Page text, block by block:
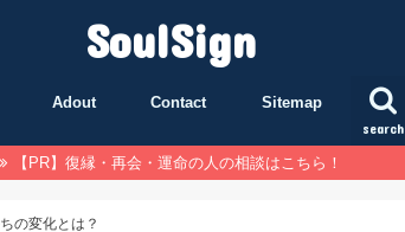
SoulSign
search
Adout Contact Sitemap
【PR】復縁・再会・運命の人の相談はこちら！
の変化とは？